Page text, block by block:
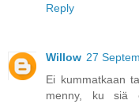
Reply
Willow 27
Ei kummatkaan
menny, ku siä